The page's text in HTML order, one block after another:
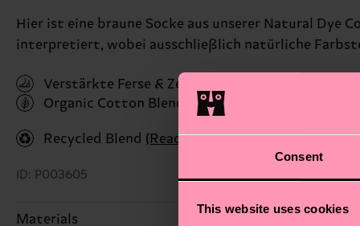
Consent
This website uses cookies
Hier ist eine braune Socke aus unserer Natural Dye
interpretiert, wobei ausschließlich natürliche
Verstärkte Ferse & Zehen
Organic Cotton Blend
(Read more here)
Recycled Blend (Read more here)
ID: P003605
Materials